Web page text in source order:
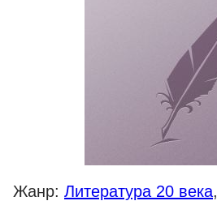
Жанр: Литература 20 века,